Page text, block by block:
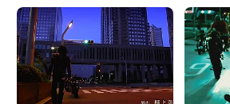
다. 정식 명칭은 '문치재' 왜 여길 이제서야 알게되었을
쉬는 도중에 또 한장! GS사고싶다앙 *_* 종형형과 성
님과 승훈형님. 오는길에 멋진 폭포가 또 ..